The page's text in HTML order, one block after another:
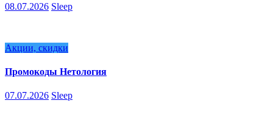
08.07.2026 Sleep
Акции, скидки
Промокоды Нетология
07.07.2026 Sleep